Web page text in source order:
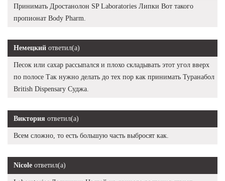
Принимать Дростанолон SP Laboratories Липки Вот такого
пропионат Body Pharm.
Немецкий ответил(а)
Песок или сахар рассыпался и плохо складывать этот угол вверх
по полосе Так нужно делать до тех пор как принимать Туранабол
British Dispensary Суджа.
Виктория ответил(а)
Всем сложно, то есть большую часть выбросят как.
Nicole ответил(а)